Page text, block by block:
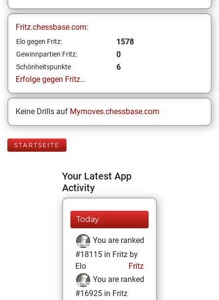
Fritz.chessbase.com:
Elo gegen Fritz: 1578
Gewinnpartien Fritz: 0
Schönheitspunkte
6
Erfolge gegen Fritz...
Keine Drills auf Mymoves.chessbase.com
STARTSEITE
Your Latest App
Activity
Today
You are ranked
#18115 in Fritz by
Elo
Fritz
You are ranked
#16925 in Fritz